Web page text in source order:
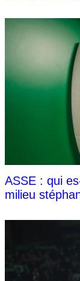
ASSE : qui
milieu